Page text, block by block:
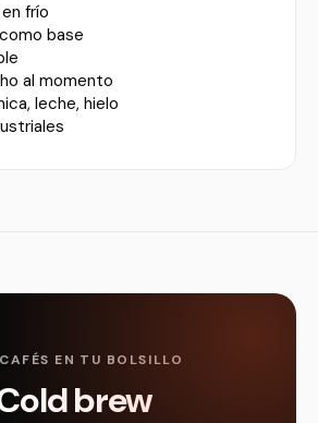
frío
base
al momento
leche, hielo
EN TU BOLSILLO
brew